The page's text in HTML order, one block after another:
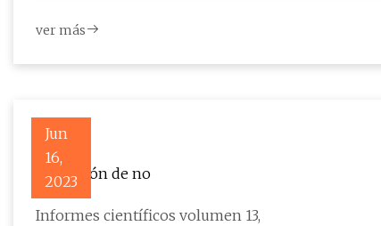
ver más
Jun
16,
2023
Aplicación de no
Informes científicos volumen 13,